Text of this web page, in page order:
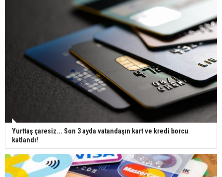
Yurttaş çaresiz... Son 3 ayda vatandaşın kart ve kredi borcu
katlandı!